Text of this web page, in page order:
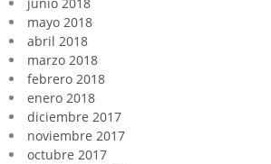
junio 2018
mayo 2018
abril 2018
marzo 2018
febrero 2018
enero 2018
diciembre 2017
noviembre 2017
octubre 2017